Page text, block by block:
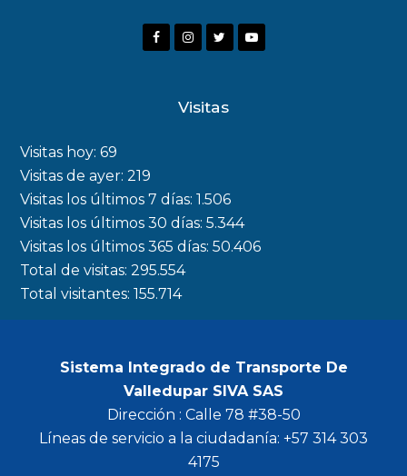
F
o
k
I
a
m
r
Y
Visitas
Visitas hoy:69
Visitas de ayer:219
Visitas los últimos 7 días:1.506
Visitas los últimos 30 días:5.344
Visitas los últimos 365 días:50.406
Total de visitas:295.554
Total visitantes:155.714
Sistema Integrado de Transporte De
Valledupar SIVA SAS
Dirección : Calle 78 #38-50
Líneas de servicio a la ciudadanía: +57 314 303
4175